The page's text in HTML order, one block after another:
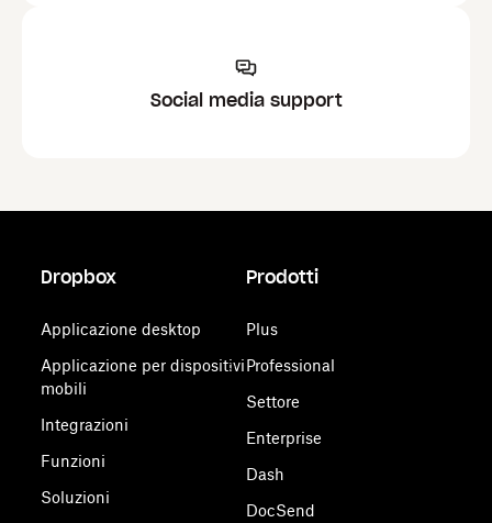
Social media support
Dropbox
Applicazione desktop
Applicazione per dispositivi
mobili
Integrazioni
Funzioni
Soluzioni
Prodotti
Plus
Professional
Settore
Enterprise
Dash
DocSend